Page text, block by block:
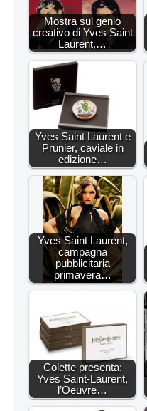
Mostra sul genio
creativo di Yves Saint
Laurent,…
Yves Saint Laurent e
Prunier, caviale in
edizione…
Yves Saint Laurent,
campagna
pubblicitaria
primavera…
Colette presenta:
Yves Saint-Laurent,
l’Oeuvre…